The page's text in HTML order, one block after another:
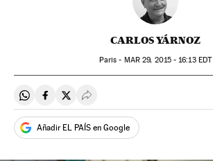
CARLOS YÁRNOZ
Paris - MAR 29, 2015 - 16:13EDT
Compartir en Whatsapp
Compartir en Facebook
Compartir en Twitter
Desplegar Redes Sociales
Añadir EL PAÍS en Google